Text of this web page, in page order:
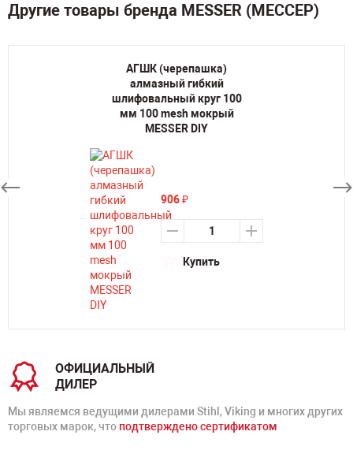
Другие товары бренда MESSER (МЕССЕР)
АГШК (черепашка)
алмазный гибкий
шлифовальный круг 100
мм 100 mesh мокрый
MESSER DIY
906₽
Купить
ОФИЦИАЛЬНЫЙ
ДИЛЕР
Мы являемся ведущими дилерами Stihl, Viking и многих других
торговых марок, что подтверждено сертификатом